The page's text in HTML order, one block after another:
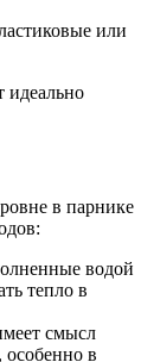
или
идеально
в парнике
водой
тепло в
смысл
особенно в